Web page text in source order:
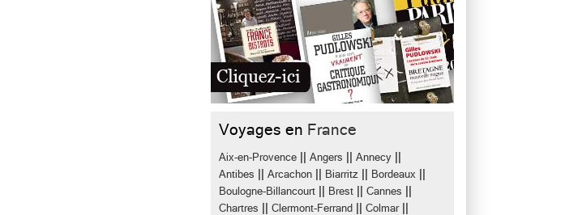
Voyages en France
Aix-en-Provence Angers Annecy
Antibes Arcachon Biarritz Bordeaux
Boulogne-Billancourt Brest Cannes
Chartres Clermont-Ferrand Colmar||